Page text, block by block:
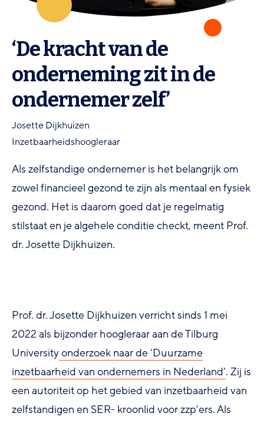
‘De kracht van de
onderneming zit in de
ondernemer zelf’
Josette Dijkhuizen
Inzetbaarheidshoogleraar
Als zelfstandige ondernemer is het belangrijk om
zowel financieel gezond te zijn als mentaal en fysiek
gezond. Het is daarom goed dat je regelmatig
stilstaat en je algehele conditie checkt, meent Prof.
dr. Josette Dijkhuizen.
Prof. dr. Josette Dijkhuizen verricht sinds 1 mei
2022 als bijzonder hoogleraar aan de Tilburg
Universityonderzoek naar de ‘Duurzame
inzetbaarheid van ondernemers in Nederland’. Zij is
een autoriteit op het gebied van inzetbaarheid van
zelfstandigen en SER- kroonlid voor zzp’ers. Als